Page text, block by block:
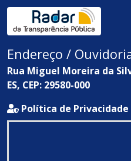
Endereço /
Rua Miguel Moreira da
ES, CEP: 29580-000
Política de Privacidade